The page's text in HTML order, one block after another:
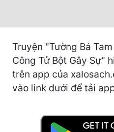
Ngôn Tình
Ngược
Truyện "Tường Bá
Công Tử Bột Gây Sự"
trên app của
vào link dưới để tải